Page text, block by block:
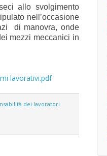
allo svolgimento
nell’occasione
di manovra, onde
mezzi meccanici in
lavorativi.pdf
dei lavoratori